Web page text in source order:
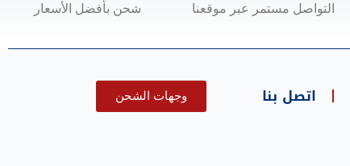
التواصل مستمر عبر موقعنا شحن بأفضل الأسعار
اتصل بنا وجهات الشحن